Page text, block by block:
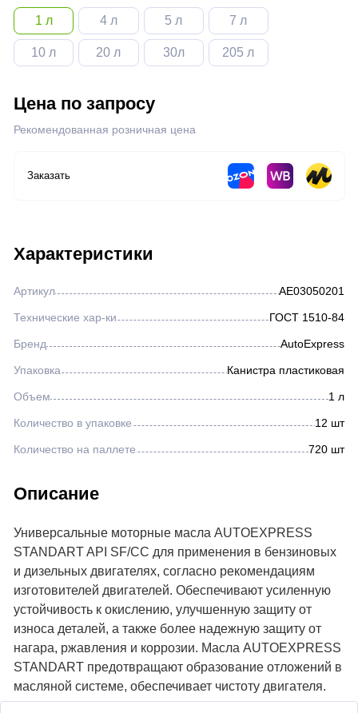
1 л 4 л 5 л 7 л
10 л 20 л 30л 205 л
Цена по запросу
Рекомендованная розничная цена
Заказать
Характеристики
Артикул AE03050201
Технические хар-ки ГОСТ 1510-84
Бренд AutoExpress
Упаковка Канистра пластиковая
Объем 1 л
Количество в упаковке 12 шт
Количество на паллете 720 шт
Описание
Универсальные моторные масла AUTOEXPRESS
STANDART API SF/CC для применения в бензиновых
и дизельных двигателях, согласно рекомендациям
изготовителей двигателей. Обеспечивают усиленную
устойчивость к окислению, улучшенную защиту от
износа деталей, а также более надежную защиту от
нагара, ржавления и коррозии. Масла AUTOEXPRESS
STANDART предотвращают образование отложений в
масляной системе, обеспечивает чистоту двигателя.
Жидкости для розжига
Нефтегазовая отрасль
Металлургическая отрасль
Аэрозоли
Герметик автомобильный
Прочее